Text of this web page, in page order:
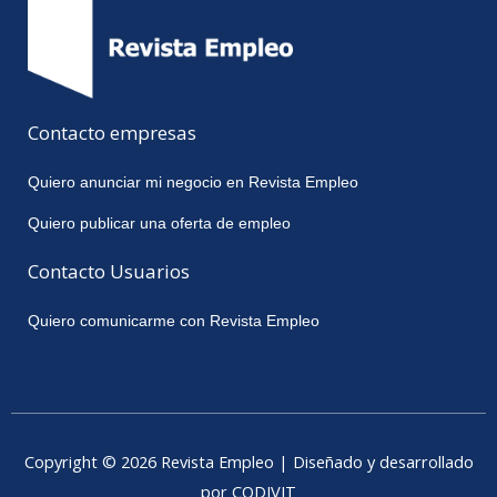
Contacto empresas
Quiero anunciar mi negocio en Revista Empleo
Quiero publicar una oferta de empleo
Contacto Usuarios
Quiero comunicarme con Revista Empleo
Copyright © 2026 Revista Empleo | Diseñado y desarrollado
por CODIVIT